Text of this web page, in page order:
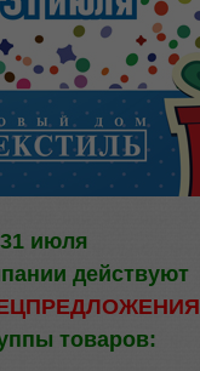
июля
действуют
товаров: